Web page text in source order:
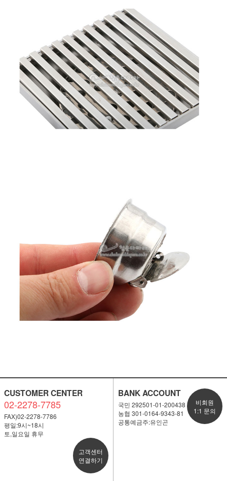
CUSTOMER CENTER
02-2278-7785
FAX)02-2278-7786
평일:9시~18시
토,일요일 휴무
고객센터
연결하기
BANK ACCOUNT
국민 292501-01-200438
농협 301-0164-9343-81
공통예금주:유인곤
비회원
1:1 문의